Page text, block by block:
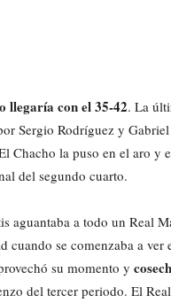
llegaría con el 35-42. La
Sergio Rodríguez y
Chacho la puso en el aro y
del segundo cuarto.
aguantaba a todo un Real
cuando se comenzaba a ver
su momento y
del tercer periodo. El